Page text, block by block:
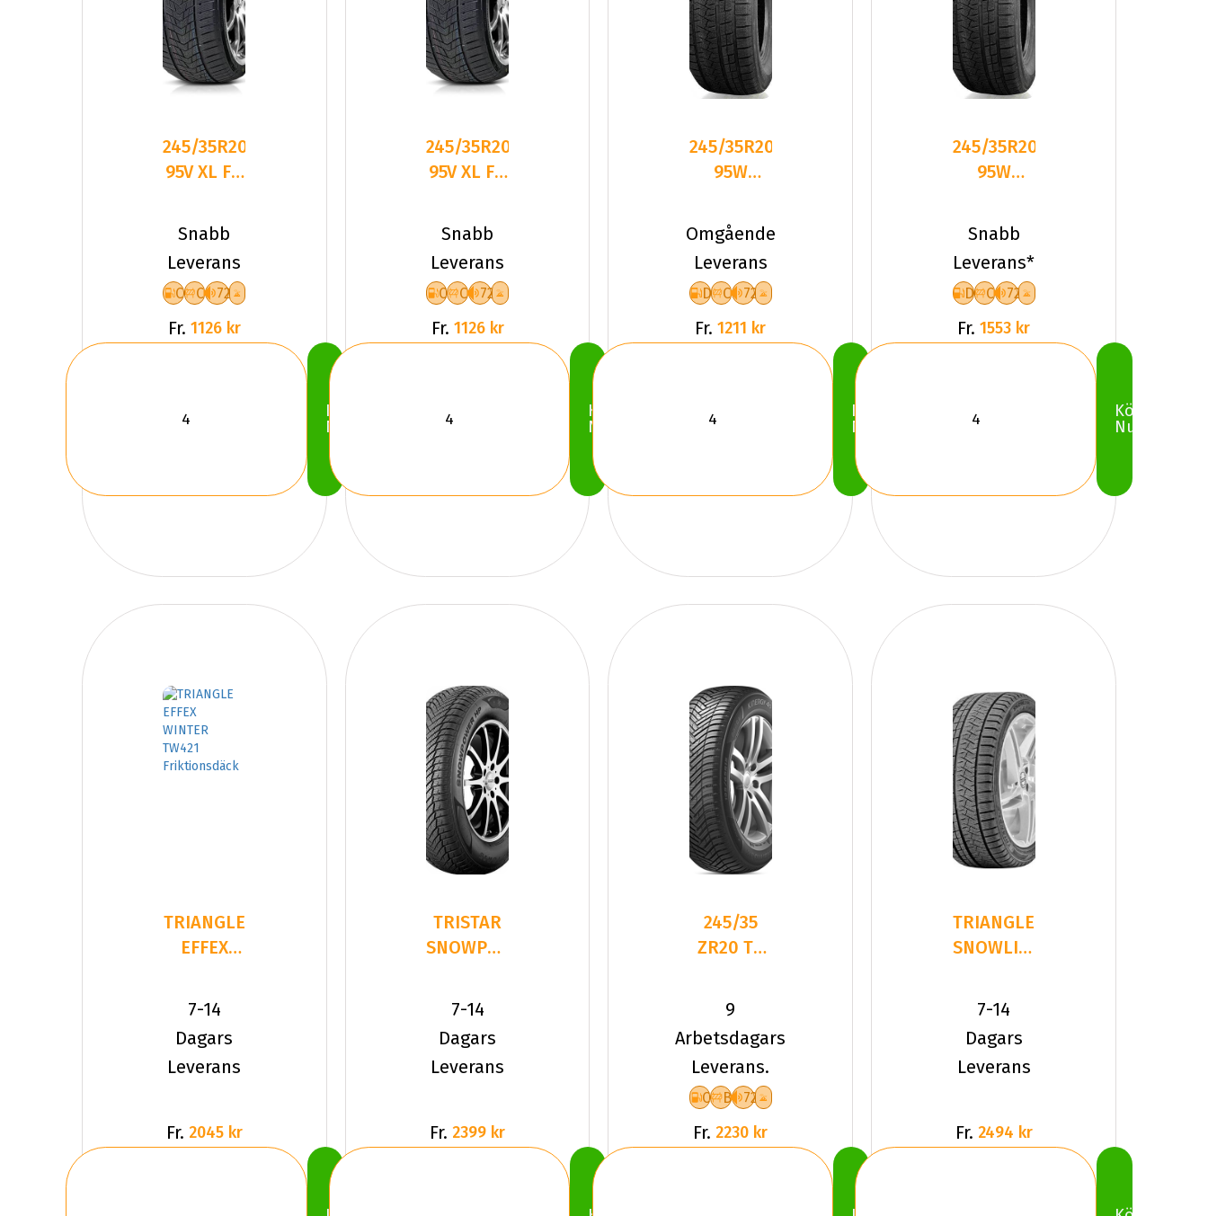
245/35R20
95V XL FR
S330
CCB72
PCRWL
Snabb
Leverans
C C 72
Fr. 1126 kr
Köp
Nu
245/35R20
95V XL FR
S330
CCB72
PCRWL
Snabb
Leverans
C C 72
Fr. 1126 kr
Köp
Nu
245/35R20
95W
PL02 XL
Friktion
2026
Omgående
Leverans
D C 72
Fr. 1211 kr
Köp
Nu
245/35R20
95W
PL02 XL
Friktion
2023
Snabb
Leverans*
D C 72
Fr. 1553 kr
Köp
Nu
TRIANGLE
EFFEX
TW421
245/35R20
9
7-14
Dagars
Leverans
Fr. 2045 kr
TRISTAR
SNOWPOWER
245/35R20
95 V XL
7-14
Dagars
Leverans
Fr. 2399 kr
245/35
ZR20 TL
H750
KINERGY
4S2 XL
9
Arbetsdagars
Leverans.
C B 72
Fr. 2230 kr
TRIANGLE
SNOWLINK
245/35R20
95 W XL
7-14
Dagars
Leverans
Fr. 2494 kr